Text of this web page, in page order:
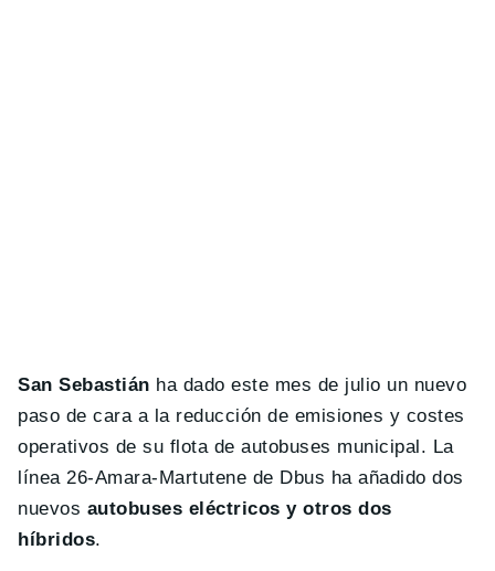
San Sebastián ha dado este mes de julio un nuevo
paso de cara a la reducción de emisiones y costes
operativos de su flota de autobuses municipal. La
línea 26-Amara-Martutene de Dbus ha añadido dos
nuevos autobuses eléctricos y otros dos
híbridos.